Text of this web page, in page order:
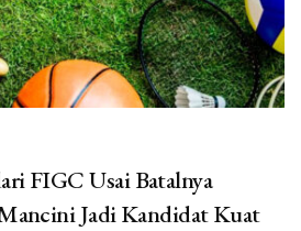
FIGC Usai Batalnya
Jadi Kandidat Kuat